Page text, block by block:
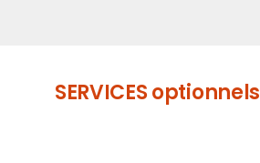
SERVICES optionnels